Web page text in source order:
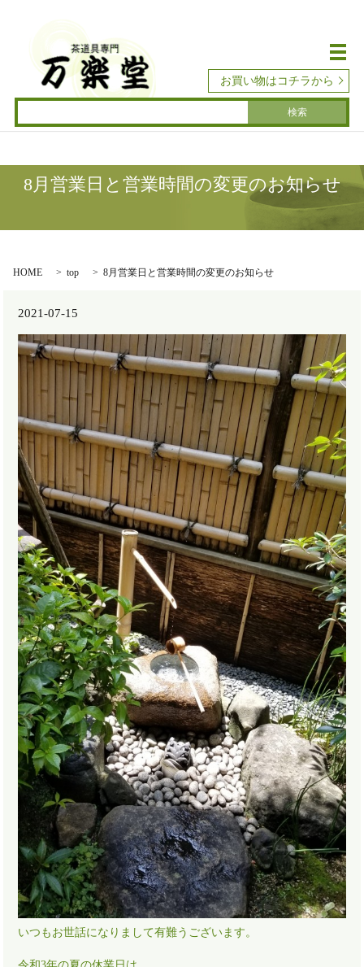
メ
お買い物はコチラから
8月営業日と営業時間の変更のお知らせ
HOME top 8月営業日と営業時間の変更のお知らせ
2021-07-15
いつもお世話になりまして有難うございます。